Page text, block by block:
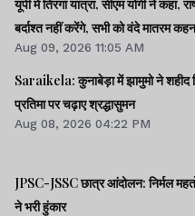
यूपी में तिरंगा यात्रा, सीएम योगी ने कहा,
बर्दाश्त नहीं करेंगे, सभी को वंदे मातरम
Aug 09, 2026 11:05 AM
Saraikela: कुनाबेड़ा में झामुमो ने शहीद
प्रतिमा पर चढ़ाए श्रद्धासुमन
Aug 08, 2026 04:22 PM
JPSC-JSSC छात्र आंदोलन: निर्मल
ने भरी हुंकार